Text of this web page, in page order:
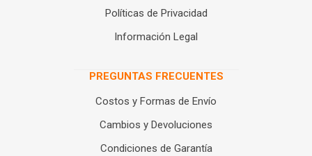
Políticas de Privacidad
Información Legal
PREGUNTAS FRECUENTES
Costos y Formas de Envío
Cambios y Devoluciones
Condiciones de Garantía